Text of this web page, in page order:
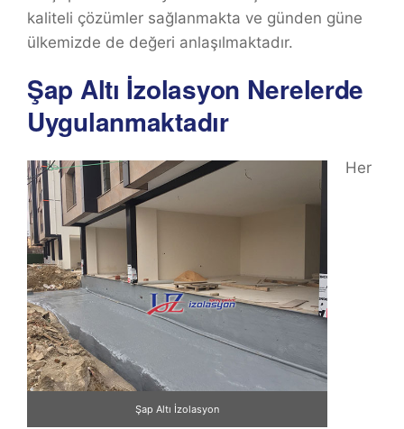
kaliteli çözümler sağlanmakta ve günden güne
ülkemizde de değeri anlaşılmaktadır.
Şap Altı İzolasyon Nerelerde
Uygulanmaktadır
Şap Altı İzolasyon
Her